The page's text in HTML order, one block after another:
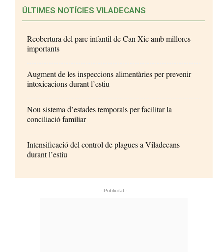
ÚLTIMES NOTÍCIES VILADECANS
Reobertura del parc infantil de Can Xic amb millores
importants
Augment de les inspeccions alimentàries per prevenir
intoxicacions durant l’estiu
Nou sistema d’estades temporals per facilitar la
conciliació familiar
Intensificació del control de plagues a Viladecans
durant l’estiu
- Publicitat -